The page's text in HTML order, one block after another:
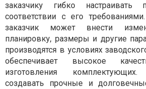
заказчику гибко
соответствии с его
заказчик может внести
планировку, размеры и другие
производятся в условиях
обеспечивает высокое
изготовления
создавать прочные и